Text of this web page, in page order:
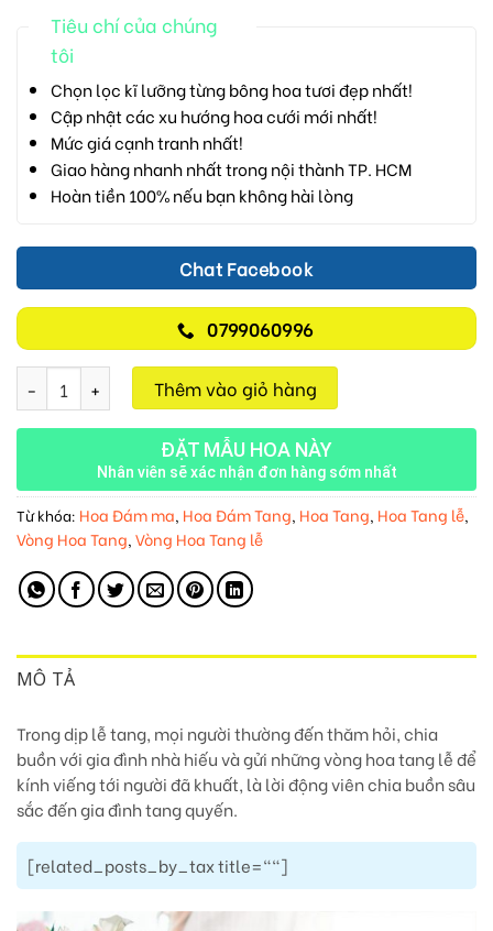
Tiêu chí của chúng
tôi
Chọn lọc kĩ lưỡng từng bông hoa tươi đẹp nhất!
Cập nhật các xu hướng hoa cưới mới nhất!
Mức giá cạnh tranh nhất!
Giao hàng nhanh nhất trong nội thành TP. HCM
Hoàn tiền 100% nếu bạn không hài lòng
Chat Facebook
0799060996
Tĩnh Lặng Một Vì Sao M128 số lượng
Thêm vào giỏ hàng
ĐẶT MẪU HOA NÀY
Nhân viên sẽ xác nhận đơn hàng sớm nhất
Từ khóa: Hoa Đám ma, Hoa Đám Tang, Hoa Tang, Hoa Tang lễ,
Vòng Hoa Tang, Vòng Hoa Tang lễ
MÔ TẢ
Trong dịp lễ tang, mọi người thường đến thăm hỏi, chia
buồn với gia đình nhà hiếu và gửi những vòng hoa tang lễ để
kính viếng tới người đã khuất, là lời động viên chia buồn sâu
sắc đến gia đình tang quyến.
[related_posts_by_tax title=""]